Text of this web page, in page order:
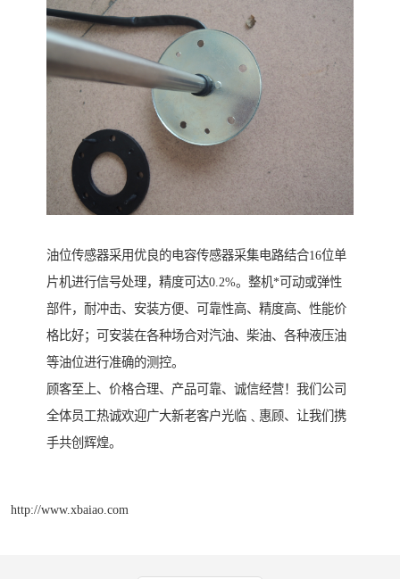
油位传感器采用优良的电容传感器采集电路结合16位单
片机进行信号处理，精度可达0.2%。整机*可动或弹性
部件，耐冲击、安装方便、可靠性高、精度高、性能价
格比好；可安装在各种场合对汽油、柴油、各种液压油
等油位进行准确的测控。
顾客至上、价格合理、产品可靠、诚信经营！我们公司
全体员工热诚欢迎广大新老客户光临﹑惠顾、让我们携
手共创辉煌。
http://www.xbaiao.com